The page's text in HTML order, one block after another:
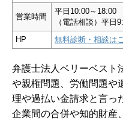
営業時間
平日10:00～18:00
（電話相談）平日
HP
無料診断・相談は
弁護士法人ベリーベスト
や親権問題、労働問題や
理や過払い金請求と言っ
企業間の合併や知的財産